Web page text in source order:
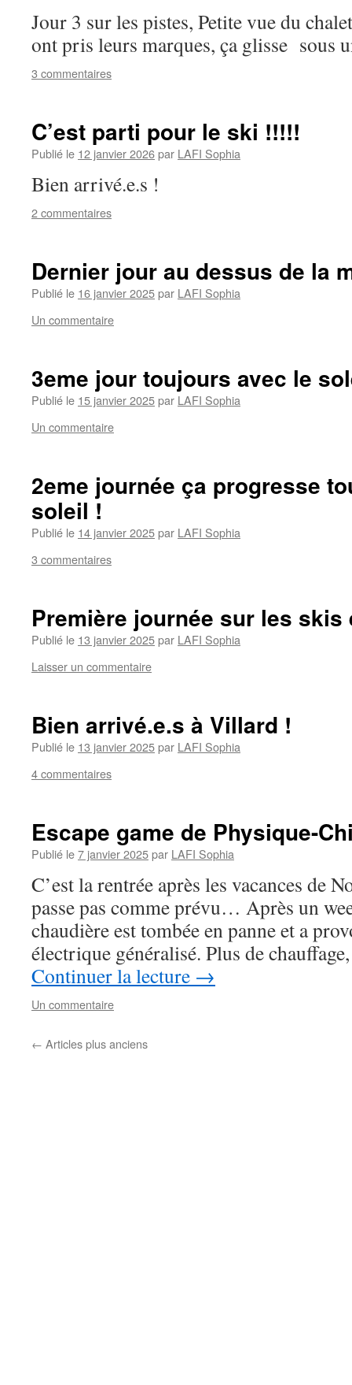
Jour 3 sur les pistes, Petite vue du
ont pris leurs marques, ça glisse sous
3 commentaires
C’est parti pour le ski !!!!!
Publié le 12 janvier 2026par LAFI Sophia
Bien arrivé.e.s !
2 commentaires
Dernier jour au dessus de la
Publié le 16 janvier 2025par LAFI Sophia
Un commentaire
3eme jour toujours avec le
Publié le 15 janvier 2025par LAFI Sophia
Un commentaire
2eme journée ça progresse
soleil !
Publié le 14 janvier 2025par LAFI Sophia
3 commentaires
Première journée sur les
Publié le 13 janvier 2025par LAFI Sophia
Laisser un commentaire
Bien arrivé.e.s à Villard !
Publié le 13 janvier 2025par LAFI Sophia
4 commentaires
Escape game de Physique-
Publié le7 janvier 2025par LAFI Sophia
C’est la rentrée après les vacances de
passe pas comme prévu… Après un
chaudière est tombée en panne et a
électrique généralisé. Plus de
Continuer la lecture →
Un commentaire
← Articles plus anciens